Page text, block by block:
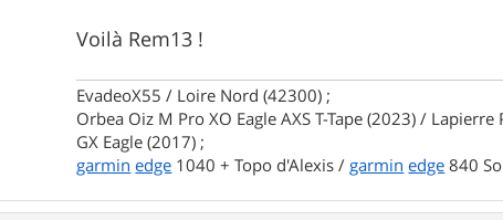
Voilà Rem13 !
EvadeoX55 / Loire Nord (42300) ;
Orbea Oiz M Pro XO Eagle AXS T-Tape (2023) /
GX Eagle (2017) ;
garmin edge 1040 + Topo d'Alexis / garmin edge 840